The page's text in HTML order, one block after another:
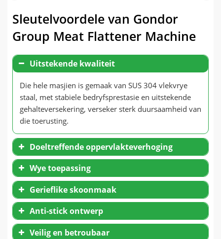
Sleutelvoordele van Gondor
Group Meat Flattener Machine
Uitstekende kwaliteit
Die hele masjien is gemaak van SUS 304 vlekvrye
staal, met stabiele bedryfsprestasie en uitstekende
gehalteversekering, verseker sterk duursaamheid van
die toerusting.
Doeltreffende oppervlakteverhoging
Wye toepassing
Gerieflike skoonmaak
Anti-stick ontwerp
Veilig en betroubaar